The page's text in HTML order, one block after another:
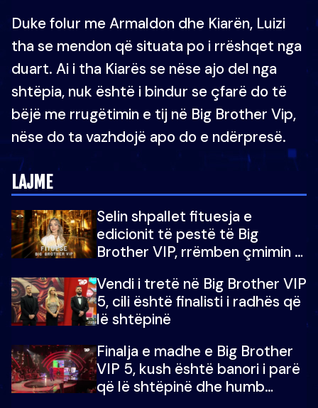
Duke folur me Armaldon dhe Kiarën, Luizi
tha se mendon që situata po i rrëshqet nga
duart. Ai i tha Kiarës se nëse ajo del nga
shtëpia, nuk është i bindur se çfarë do të
bëjë me rrugëtimin e tij në Big Brother Vip,
nëse do ta vazhdojë apo do e ndërpresë.
LAJME
Selin shpallet fituesja e
edicionit të pestë të Big
Brother VIP, rrëmben çmimin e
Vendi i tretë në Big Brother VIP
5, cili është finalisti i radhës që
lë shtëpinë
Finalja e madhe e Big Brother
VIP 5, kush është banori i parë
që lë shtëpinë dhe humb